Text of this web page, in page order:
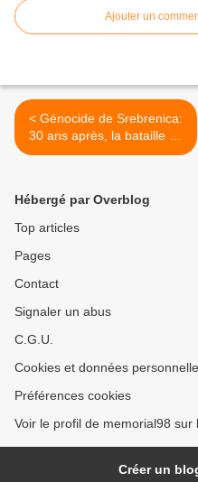
Ajouter un
< Génocide de Srebrenica:
30 ans après, la bataille de
la mémoire.
Hébergé par Overblog
Top articles
Pages
Contact
Signaler un abus
C.G.U.
Cookies et données
Préférences cookies
Voir le profil de memorial98 sur
Créer un